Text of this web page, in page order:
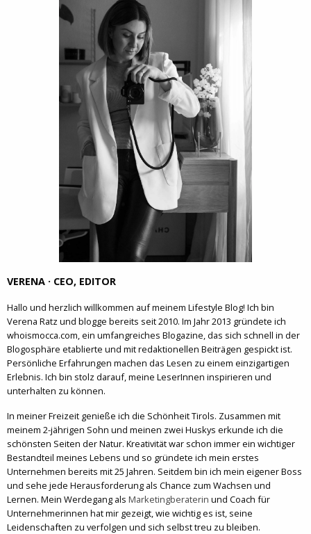
VERENA · CEO, EDITOR
Hallo und herzlich willkommen auf meinem Lifestyle Blog! Ich bin
Verena Ratz und blogge bereits seit 2010. Im Jahr 2013 gründete ich
whoismocca.com, ein umfangreiches Blogazine, das sich schnell in der
Blogosphäre etablierte und mit redaktionellen Beiträgen gespickt ist.
Persönliche Erfahrungen machen das Lesen zu einem einzigartigen
Erlebnis. Ich bin stolz darauf, meine LeserInnen inspirieren und
unterhalten zu können.
In meiner Freizeit genieße ich die Schönheit Tirols. Zusammen mit
meinem 2-jährigen Sohn und meinen zwei Huskys erkunde ich die
schönsten Seiten der Natur. Kreativität war schon immer ein wichtiger
Bestandteil meines Lebens und so gründete ich mein erstes
Unternehmen bereits mit 25 Jahren. Seitdem bin ich mein eigener Boss
und sehe jede Herausforderung als Chance zum Wachsen und
Lernen. Mein Werdegang als Marketingberaterin und Coach für
Unternehmerinnen hat mir gezeigt, wie wichtig es ist, seine
Leidenschaften zu verfolgen und sich selbst treu zu bleiben.